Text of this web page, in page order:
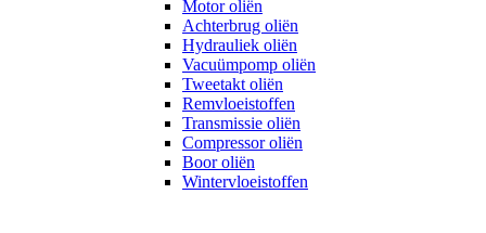
Motor oliën
Achterbrug oliën
Hydrauliek oliën
Vacuümpomp oliën
Tweetakt oliën
Remvloeistoffen
Transmissie oliën
Compressor oliën
Boor oliën
Wintervloeistoffen